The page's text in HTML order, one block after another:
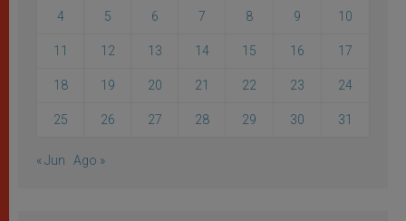
4 5 6 7 8 9 10
11 12 13 14 15 16 17
18 19 20 21 22 23 24
25 26 27 28 29 30 31
« Jun Ago »